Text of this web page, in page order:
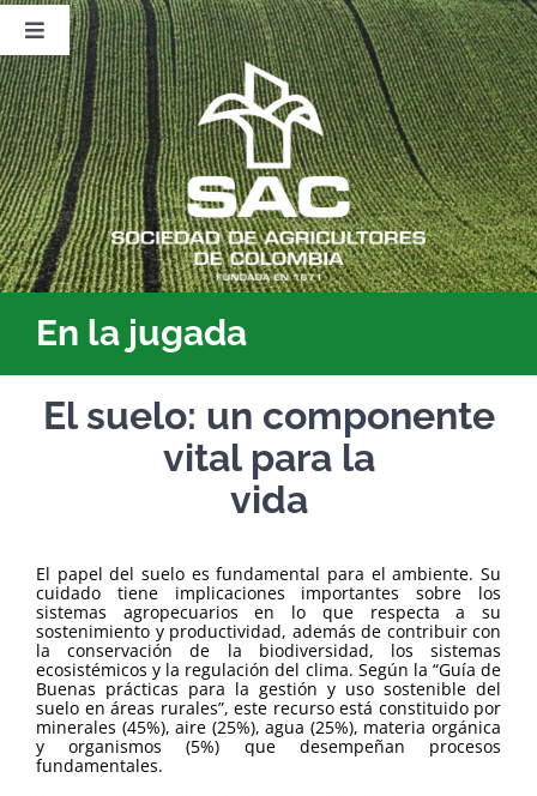
Saltar
contenido
Toggle
Navigation
Nosotros
Publicaciones
Sala de Prensa
Eventos
En la jugada
El suelo: un componente
vital para la
vida
El papel del suelo es fundamental para el ambiente. Su
cuidado tiene implicaciones importantes sobre los
sistemas agropecuarios en lo que respecta a su
sostenimiento y productividad, además de contribuir con
la conservación de la biodiversidad, los sistemas
ecosistémicos y la regulación del clima. Según la “Guía de
Buenas prácticas para la gestión y uso sostenible del
suelo en áreas rurales”, este recurso está constituido por
minerales (45%), aire (25%), agua (25%), materia orgánica
y organismos (5%) que desempeñan procesos
fundamentales.